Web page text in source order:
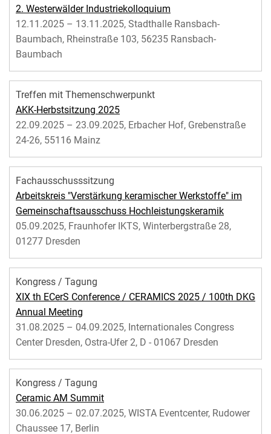
2. Westerwälder Industriekolloquium
12.11.2025 – 13.11.2025, Stadthalle Ransbach-
Baumbach, Rheinstraße 103, 56235 Ransbach-
Baumbach
Treffen mit Themenschwerpunkt
AKK-Herbstsitzung 2025
22.09.2025 – 23.09.2025, Erbacher Hof, Grebenstraße
24-26, 55116 Mainz
Fachausschusssitzung
Arbeitskreis "Verstärkung keramischer Werkstoffe" im
Gemeinschaftsausschuss Hochleistungskeramik
05.09.2025, Fraunhofer IKTS, Winterbergstraße 28,
01277 Dresden
Kongress / Tagung
XIX th ECerS Conference / CERAMICS 2025 / 100th DKG
Annual Meeting
31.08.2025 – 04.09.2025, Internationales Congress
Center Dresden, Ostra-Ufer 2, D - 01067 Dresden
Kongress / Tagung
Ceramic AM Summit
30.06.2025 – 02.07.2025, WISTA Eventcenter, Rudower
Chaussee 17, Berlin